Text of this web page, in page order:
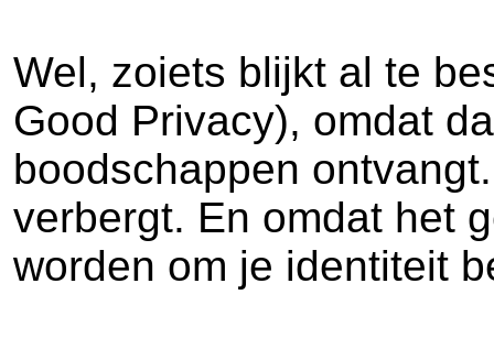
Wel, zoiets blijkt al te
Good Privacy), omdat
boodschappen
verbergt. En omdat het
worden om je identiteit